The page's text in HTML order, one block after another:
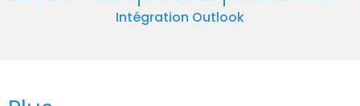
Intégration Outlook